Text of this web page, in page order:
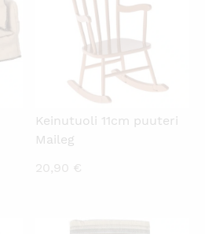
Keinutuoli 11cm puuteri
Maileg
20,90 €